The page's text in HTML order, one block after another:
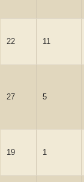
22 11
27 5
19 1